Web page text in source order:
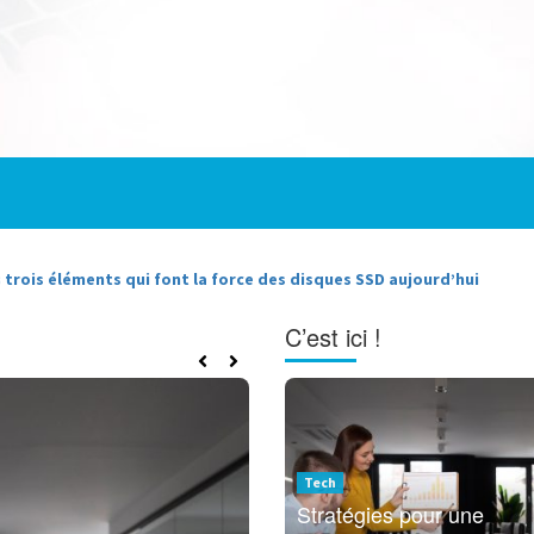
font la force des disques SSD aujourd’hui Faites le
C’est ici !
Tech
Stratégies pour une